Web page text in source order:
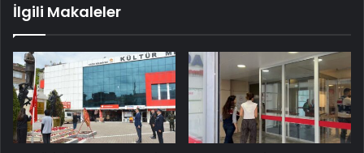
İlgili Makaleler